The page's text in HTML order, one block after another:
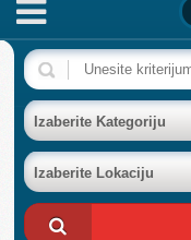
NASLOVNA
BAZA FIRMI
POSLOVNI OGLASI
Izaberite Kategoriju
Izaberite Lokaciju